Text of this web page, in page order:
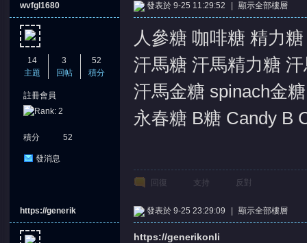
wvfgl1680
14
主題
3
回帖
52
積分
註冊會員
積分 52
發消息
發表於 9-25 11:29:52 顯示全部樓層
人參糖 咖啡糖 精力
汗馬糖 汗馬精力糖
汗馬金糖 spinach金
永春糖 B糖 Candy B
回復 支持 反對
https://generik 發表於 9-25 23:29:09 顯示全部樓層
https://generikonli